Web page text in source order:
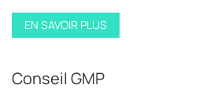
EN SAVOIR PLUS
Conseil GMP